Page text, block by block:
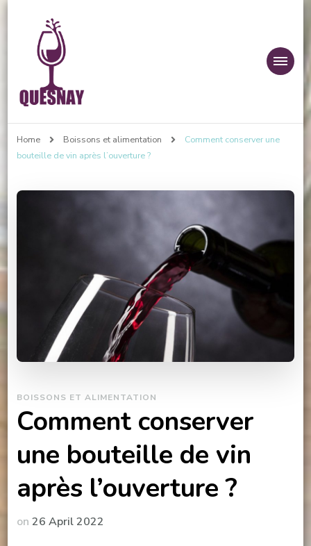
domaine-du-
quesnay.fr
Home Boissons et alimentation
Comment conserver une
bouteille de vin après l’ouverture ?
BOISSONS ET ALIMENTATION
Comment conserver
une bouteille de vin
après l’ouverture ?
on 26 April 2022